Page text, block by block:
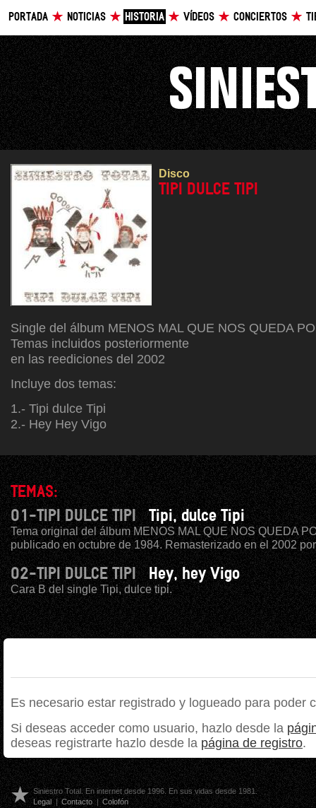
PORTADA NOTICIAS HISTORIA VÍDEOS CONCIERTOS
Disco
TIPI DULCE TIPI
Single del álbum MENOS MAL QUE NOS QUEDA
Temas incluidos posteriormente
en las reediciones del 2002
Incluye dos temas:
1.- Tipi dulce Tipi
2.- Hey Hey Vigo
TEMAS:
01-TIPI DULCE TIPI
Tipi, dulce Tipi
Tema original del álbum MENOS MAL QUE NOS QUEDA
publicado en octubre de 1984. Remasterizado en el 2002
02-TIPI DULCE TIPI Hey, hey Vigo
Cara B del single Tipi, dulce tipi.
Es necesario estar registrado y logueado para poder
Si deseas acceder como usuario, hazlo desde la
deseas registrarte hazlo desde la página de registro.
Siniestro Total. En internet desde 1996. En sus vidas desde 1981.
Legal | Contacto | Colofón